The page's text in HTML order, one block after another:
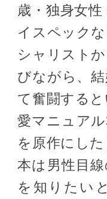
歳・独身女
イスペック
シャリスト
びながら、
て奮闘する
愛マニュア
を原作にし
本は男性目
を知りたい